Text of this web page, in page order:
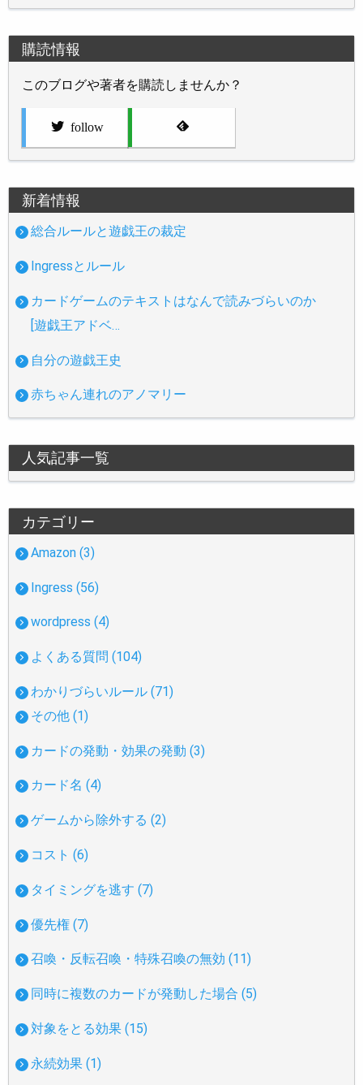
購読情報
このブログや著者を購読しませんか？
follow
新着情報
総合ルールと遊戯王の裁定
Ingressとルール
カードゲームのテキストはなんで読みづらいのか
[遊戯王アドベ…
自分の遊戯王史
赤ちゃん連れのアノマリー
人気記事一覧
カテゴリー
Amazon (3)
Ingress (56)
wordpress (4)
よくある質問 (104)
わかりづらいルール (71)
その他 (1)
カードの発動・効果の発動 (3)
カード名 (4)
ゲームから除外する (2)
コスト (6)
タイミングを逃す (7)
優先権 (7)
召喚・反転召喚・特殊召喚の無効 (11)
同時に複数のカードが発動した場合 (5)
対象をとる効果 (15)
永続効果 (1)